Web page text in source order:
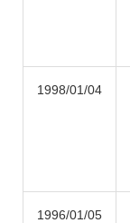
1998/01/04
1996/01/05